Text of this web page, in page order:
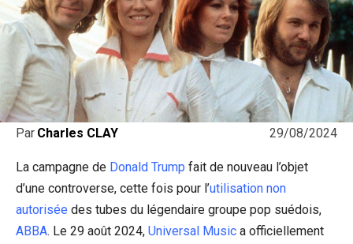
29/08/2024
Par Charles CLAY
La campagne de Donald Trump fait de nouveau l’objet
d’une controverse, cette fois pour l’utilisation non
autorisée des tubes du légendaire groupe pop suédois,
ABBA. Le 29 août 2024, Universal Music a officiellement